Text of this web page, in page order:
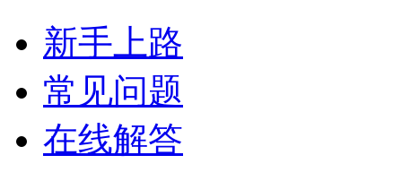
新手上路
常见问题
在线解答